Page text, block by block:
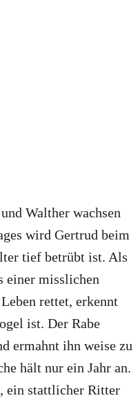
Walther wachsen
wird Gertrud beim
tief betrübt ist. Als
einer misslichen
rettet, erkennt
ist. Der Rabe
ermahnt ihn weise zu
hält nur ein Jahr an.
ein stattlicher Ritter